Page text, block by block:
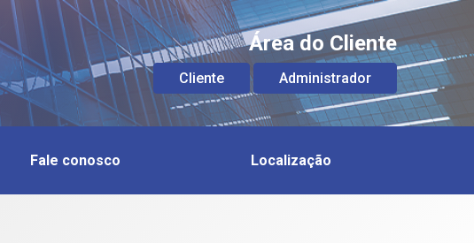
Área do Cliente
Cliente Administrador
Fale conosco Localização